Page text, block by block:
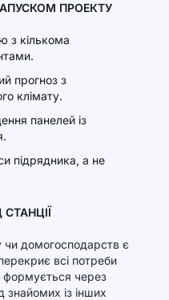
ПРОЕКТУ
з кількома
прогноз з
клімату.
панелей із
підрядника, а не
чи домогосподарств є
всі потреби
формується через
знайомих із інших